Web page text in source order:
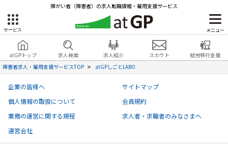
障がい者（障害者）の求人転職情報・雇用支援サービス
サービス メニュー
atGPトップ 求人検索 求人紹介 スカウト
就労移行支援
障害者求人・雇用支援サービスTOP
atGPしごとLABO
企業の皆様へ
サイトマップ
個人情報の取扱について
会員規約
業務の運営に関する規程
求人者・求職者のみなさまへ
運営会社
障害者雇用のアットジーピー
サービスラインナップ
就転職支援サービス
障害者専門の就転職支援サービス
会員登録 無料
就労移行支援
見学・お問い合わせ 無料
atGPトップ
各種サービス
求人を検索する